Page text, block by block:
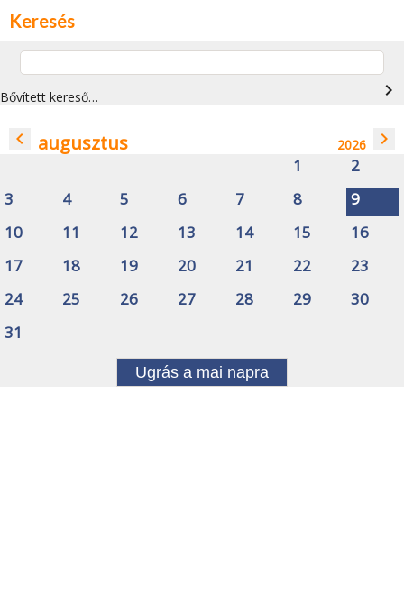
Keresés
Bővített kereső… navigate_next
navigate_before augusztus 2026 navigate_next
1
2
3
4 5 6 7 8
9
10
11 12 13 14 15
16
17
18 19 20 21 22
23
24
25 26 27 28 29
30
31
Ugrás a mai napra